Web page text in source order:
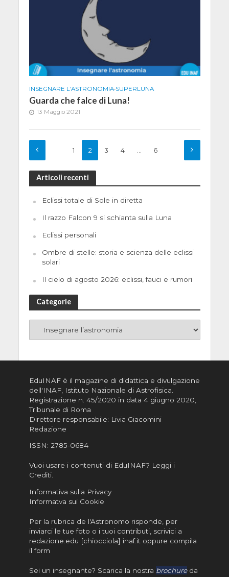
INSEGNARE L'ASTRONOMIA•SUPERLUNA
Guarda che falce di Luna!
13 Maggio 2021
1 2 3 4 6
Articoli recenti
Eclissi totale di Sole in diretta
Il razzo Falcon 9 si schianta sulla Luna
Eclissi personali
Ombre di stelle: storia e scienza delle eclissi
solari
Il cielo di agosto 2026: eclissi, fauci e rumori
Categorie
EduINAF è il magazine di didattica e divulgazione
dell'INAF, Istituto Nazionale di Astrofisica
Registrazione n. 45/2020 in data 4 giugno 2020,
Tribunale di Roma
Direttore responsabile: Livia Giacomini
Redazione
ISSN: 2785-0684
Vuoi usare i contenuti di EduINAF? Leggi i
Crediti.
Informativa sulla Privacy
Informatva sui Cookie
Per la rubrica de l'Astronomo risponde, per
inviarci le tue foto o i tuoi contributi, scrivici a
redazione.edu [chiocciola] inaf.it oppure compila
il form
Sei un insegnante? Scarica la nostra brochureda